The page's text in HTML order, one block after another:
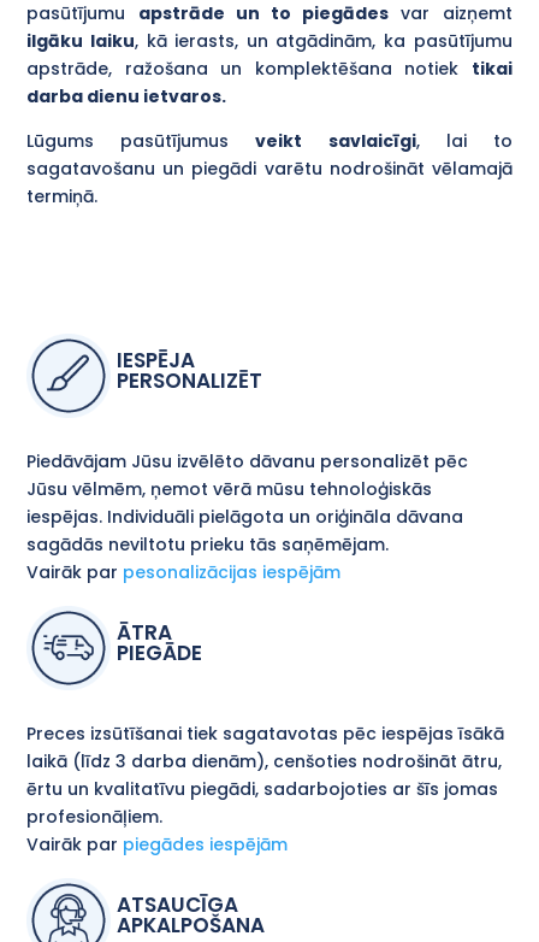
pasūtījumu apstrāde un to piegādes var aizņemt
ilgāku laiku, kā ierasts, un atgādinām, ka pasūtījumu
apstrāde, ražošana un komplektēšana notiek tikai
darba dienu ietvaros.
Lūgums pasūtījumusveikt savlaicīgi, lai to
sagatavošanu un piegādi varētu nodrošināt vēlamajā
termiņā.
IESPĒJA
PERSONALIZĒT
Piedāvājam Jūsu izvēlēto dāvanu personalizēt pēc
Jūsu vēlmēm, ņemot vērā mūsu tehnoloģiskās
iespējas. Individuāli pielāgota un oriģināla dāvana
sagādās neviltotu prieku tās saņēmējam.
Vairāk par pesonalizācijas iespējām
ĀTRA
PIEGĀDE
Preces izsūtīšanai tiek sagatavotas pēc iespējas īsākā
laikā (līdz 3 darba dienām), cenšoties nodrošināt ātru,
ērtu un kvalitatīvu piegādi, sadarbojoties ar šīs jomas
profesionāļiem.
Vairāk par piegādes iespējām
ATSAUCĪGA
APKALPOŠANA